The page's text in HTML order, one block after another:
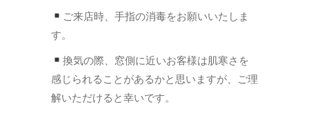
ご来店時、手指の消毒をお願いいたしま
す。
換気の際、窓側に近いお客様は肌寒さを
感じられることがあるかと思いますが、ご理
解いただけると幸いです。